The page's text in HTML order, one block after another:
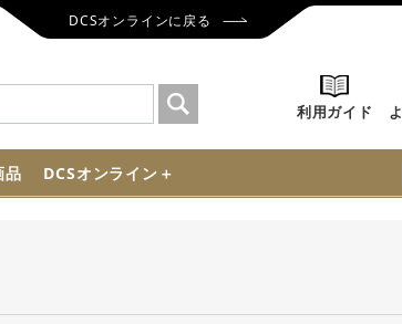
DCSオンラインに戻る
利用ガイド
品 DCSオンライン＋